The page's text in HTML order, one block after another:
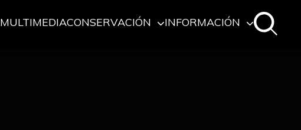
MULTIMEDIACONSERVACIÓN INFORMACIÓN